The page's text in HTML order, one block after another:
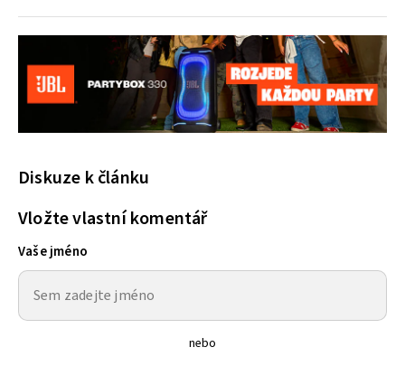
Diskuze k článku
Vložte vlastní komentář
Vaše jméno
nebo